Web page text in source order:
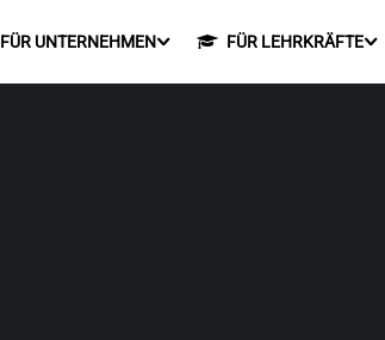
FÜR UNTERNEHMEN FÜR LEHRKRÄFTE